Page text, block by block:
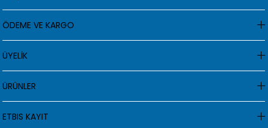
ÖDEME VE KARGO
ÜYELİK
ÜRÜNLER
ETBIS KAYIT